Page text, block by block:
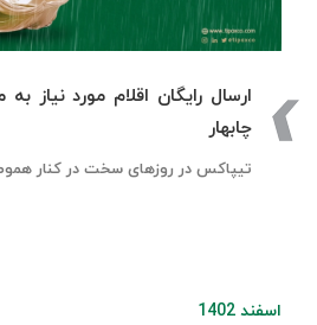
ارسال رایگان اقلام مورد نیاز
چابهار
تیپاکس در روزهای سخت در کنار
اسفند 1402